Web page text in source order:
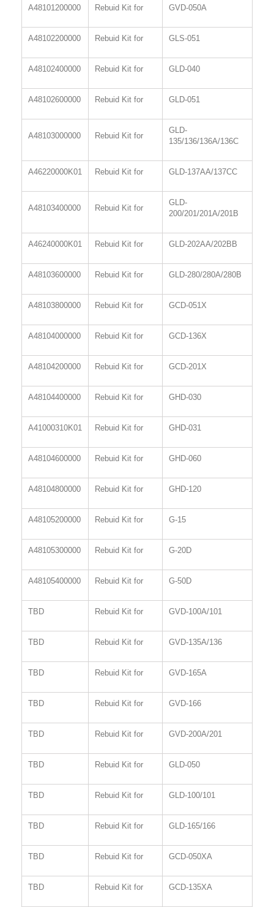
A48101200000 Rebuid Kit for GVD-050A
A48102200000 Rebuid Kit for GLS-051
A48102400000 Rebuid Kit for GLD-040
A48102600000 Rebuid Kit for GLD-051
A48103000000 Rebuid Kit for
GLD-
135/136/136A/136C
A46220000K01 Rebuid Kit for GLD-137AA/137CC
A48103400000 Rebuid Kit for
GLD-
200/201/201A/201B
A46240000K01 Rebuid Kit for GLD-202AA/202BB
A48103600000 Rebuid Kit for GLD-280/280A/280B
A48103800000 Rebuid Kit for GCD-051X
A48104000000 Rebuid Kit for GCD-136X
A48104200000 Rebuid Kit for GCD-201X
A48104400000 Rebuid Kit for GHD-030
A41000310K01 Rebuid Kit for GHD-031
A48104600000 Rebuid Kit for GHD-060
A48104800000 Rebuid Kit for GHD-120
A48105200000 Rebuid Kit for G-15
A48105300000 Rebuid Kit for G-20D
A48105400000 Rebuid Kit for G-50D
TBD Rebuid Kit for GVD-100A/101
TBD Rebuid Kit for GVD-135A/136
TBD Rebuid Kit for GVD-165A
TBD Rebuid Kit for GVD-166
TBD Rebuid Kit for GVD-200A/201
TBD Rebuid Kit for GLD-050
TBD Rebuid Kit for GLD-100/101
TBD Rebuid Kit for GLD-165/166
TBD Rebuid Kit for GCD-050XA
TBD Rebuid Kit for GCD-135XA